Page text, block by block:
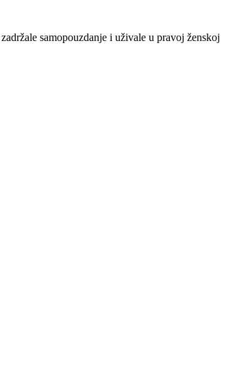
samopouzdanje i uživale u pravoj ženskoj